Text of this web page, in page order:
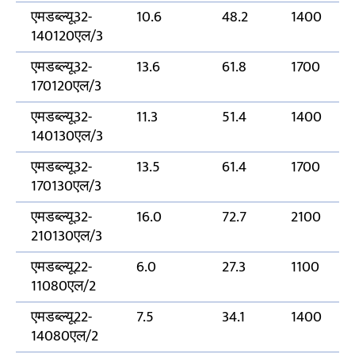
एमडब्ल्यू32-
140120एल/3
10.6 48.2 1400
एमडब्ल्यू32-
170120एल/3
13.6 61.8 1700
एमडब्ल्यू32-
140130एल/3
11.3 51.4 1400
एमडब्ल्यू32-
170130एल/3
13.5 61.4 1700
एमडब्ल्यू32-
210130एल/3
16.0 72.7 2100
एमडब्ल्यू22-
11080एल/2
6.0 27.3 1100
एमडब्ल्यू22-
14080एल/2
7.5 34.1 1400